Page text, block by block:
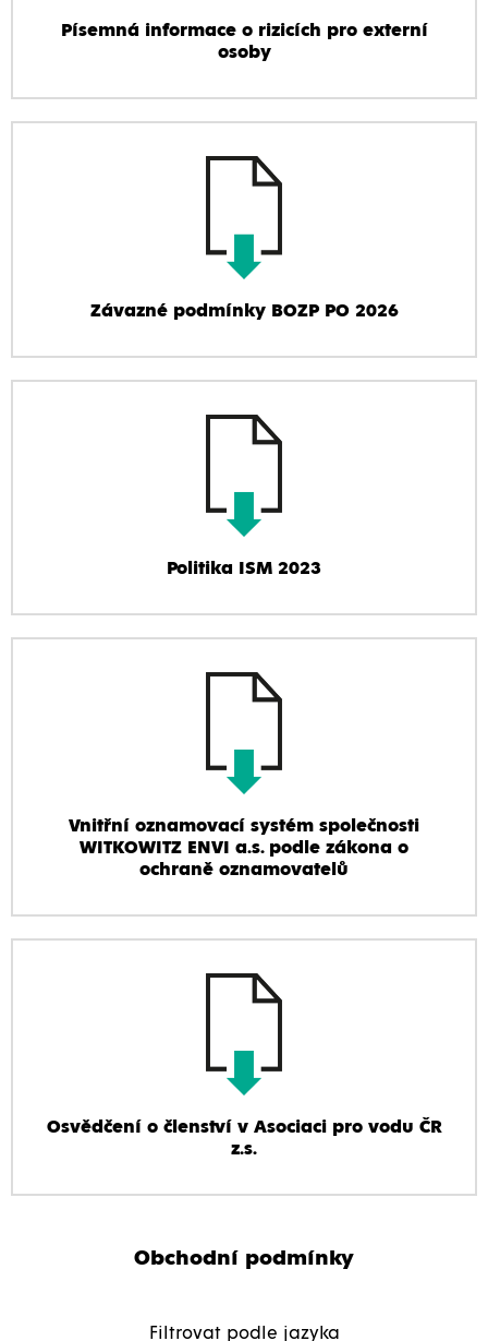
Písemná informace o rizicích pro externí
osoby
Závazné podmínky BOZP PO 2026
Politika ISM 2023
Vnitřní oznamovací systém společnosti
WITKOWITZ ENVI a.s. podle zákona o
ochraně oznamovatelů
Osvědčení o členství v Asociaci pro vodu ČR
z.s.
Obchodní podmínky
Filtrovat podle jazyka